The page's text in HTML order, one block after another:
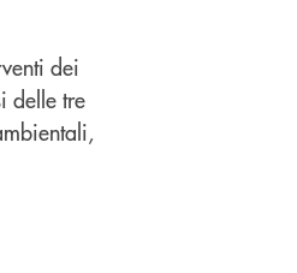
dei
delle tre